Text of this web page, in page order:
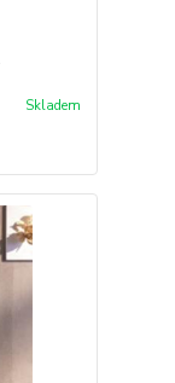
Skladem